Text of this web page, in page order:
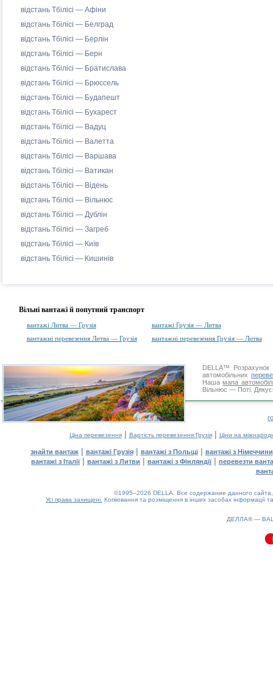
відстань Тбілісі — Афіни
відстань Тбілісі — Белград
відстань Тбілісі — Берлін
відстань Тбілісі — Берн
відстань Тбілісі — Братислава
відстань Тбілісі — Брюссель
відстань Тбілісі — Будапешт
відстань Тбілісі — Бухарест
відстань Тбілісі — Вадуц
відстань Тбілісі — Валетта
відстань Тбілісі — Варшава
відстань Тбілісі — Ватикан
відстань Тбілісі — Відень
відстань Тбілісі — Вільнюс
відстань Тбілісі — Дублін
відстань Тбілісі — Загреб
відстань Тбілісі — Київ
відстань Тбілісі — Кишинів
Вільні вантажі й попутний транспорт
вантажі Литва — Грузія
вантажі Грузія — Литва
вантажні перевезення Литва — Грузія
вантажні перевезення Грузія — Литва
DELLA™ Розрахунок
автомобільних
Нашамапа
Вільнюс — Поті.
Ціна перевезення| Вартість перевезення Грузія| Ціни на
знайти вантаж| вантажі Грузія| вантажі з Польщі| вантажі з Німеччини
вантажі з Італії| вантажі з Литви | вантажі з Фінляндії| перевезти
©1995–2026 DELLA. Все содержание данного
Усі права захищені. Копіювання та розміщення в інших засобах інформації
ДЕЛЛА® —